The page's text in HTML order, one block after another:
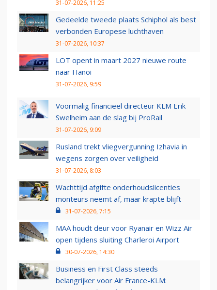
31-07-2026, 11:25
Gedeelde tweede plaats Schiphol als best
verbonden Europese luchthaven
31-07-2026, 10:37
LOT opent in maart 2027 nieuwe route
naar Hanoi
31-07-2026, 9:59
Voormalig financieel directeur KLM Erik
Swelheim aan de slag bij ProRail
31-07-2026, 9:09
Rusland trekt vliegvergunning Izhavia in
wegens zorgen over veiligheid
31-07-2026, 8:03
Wachttijd afgifte onderhoudslicenties
monteurs neemt af, maar krapte blijft
31-07-2026, 7:15
MAA houdt deur voor Ryanair en Wizz Air
open tijdens sluiting Charleroi Airport
30-07-2026, 14:30
Business en First Class steeds
belangrijker voor Air France-KLM: